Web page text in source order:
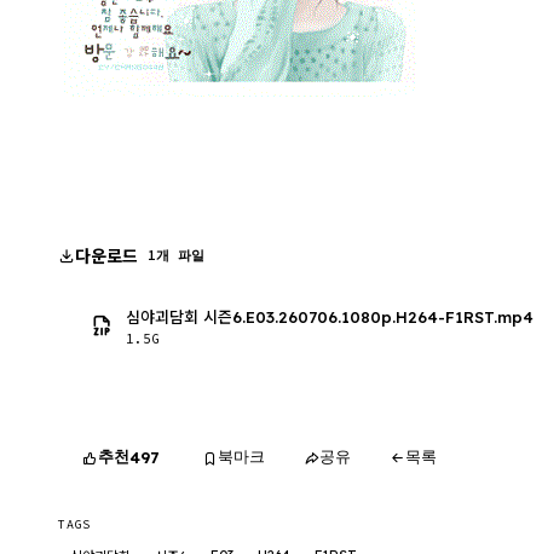
다운로드 1개 파일
심야괴담회 시즌6.E03.260706.1080p.H264-F1RST.mp4
1.5G
추천497 북마크 공유 목록
TAGS